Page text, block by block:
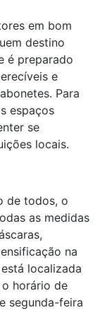
em bom
destino
é preparado
e
Para
espaços
se
locais.
de todos, o
as medidas
na
localizada
horário de
segunda-feira